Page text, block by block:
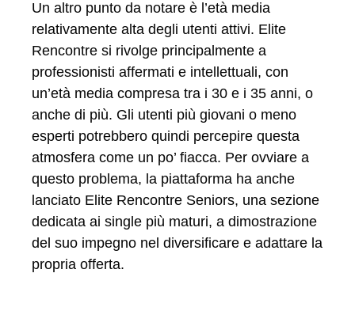
Un altro punto da notare è l’età media
relativamente alta degli utenti attivi. Elite
Rencontre si rivolge principalmente a
professionisti affermati e intellettuali, con
un’età media compresa tra i 30 e i 35 anni, o
anche di più. Gli utenti più giovani o meno
esperti potrebbero quindi percepire questa
atmosfera come un po’ fiacca. Per ovviare a
questo problema, la piattaforma ha anche
lanciato Elite Rencontre Seniors, una sezione
dedicata ai single più maturi, a dimostrazione
del suo impegno nel diversificare e adattare la
propria offerta.